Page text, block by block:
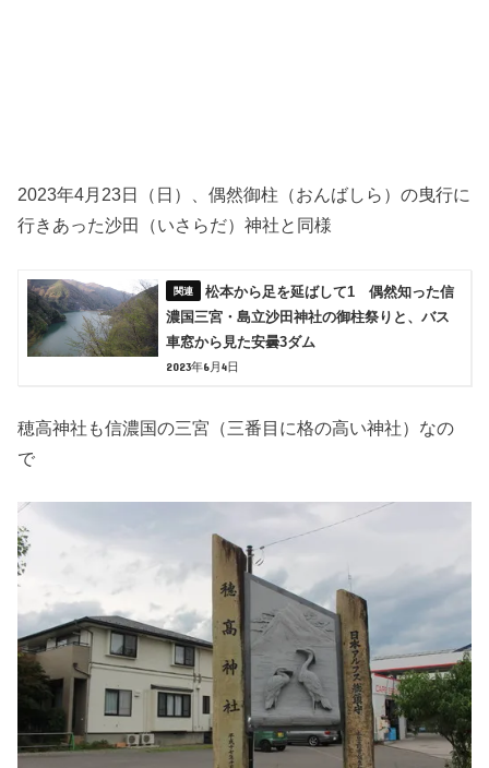
2023年4月23日（日）、偶然御柱（おんばしら）の曳行に
行きあった沙田（いさらだ）神社と同様
松本から足を延ばして1 偶然知った信
濃国三宮・島立沙田神社の御柱祭りと、バス
車窓から見た安曇3ダム
2023年6月4日
穂高神社も信濃国の三宮（三番目に格の高い神社）なの
で